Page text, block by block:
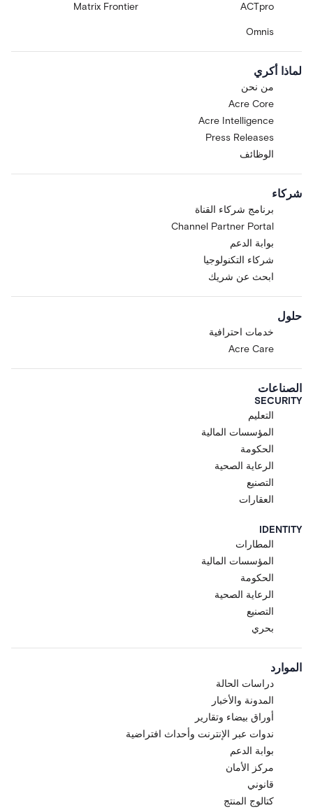
ACTpro
Matrix Frontier
Omnis
لماذا أكري
من نحن
Acre Core
Acre Intelligence
Press Releases
الوظائف
شركاء
برنامج شركاء القناة
Channel Partner Portal
بوابة الدعم
شركاء التكنولوجيا
ابحث عن شريك
حلول
خدمات احترافية
Acre Care
الصناعات
SECURITY
التعليم
المؤسسات المالية
الحكومة
الرعاية الصحية
التصنيع
العقارات
IDENTITY
المطارات
المؤسسات المالية
الحكومة
الرعاية الصحية
التصنيع
بحري
الموارد
دراسات الحالة
المدونة والأخبار
أوراق بيضاء وتقارير
ندوات عبر الإنترنت وأحداث افتراضية
بوابة الدعم
مركز الأمان
قانوني
كتالوج المنتج